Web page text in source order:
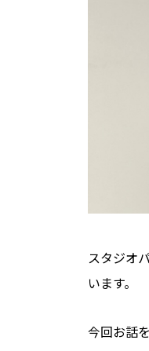
スタジオ
います。
今回お話